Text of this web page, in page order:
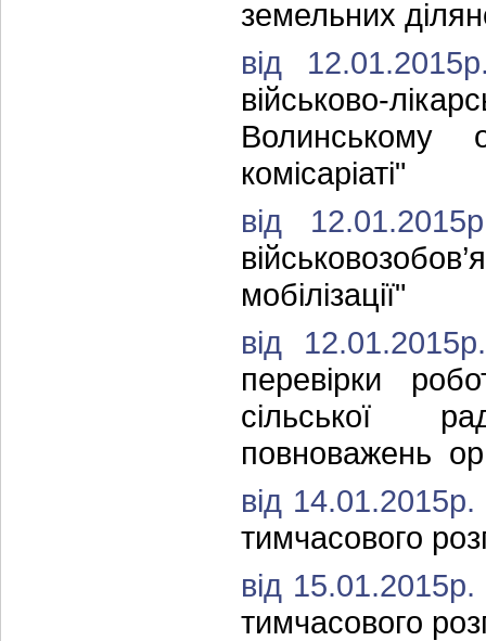
земельних
від
військово-
Волинському
комісаріаті"
від
мобілізації"
від
перевірки
сільської
повноважень
від
тимчасового
від
тимчасового